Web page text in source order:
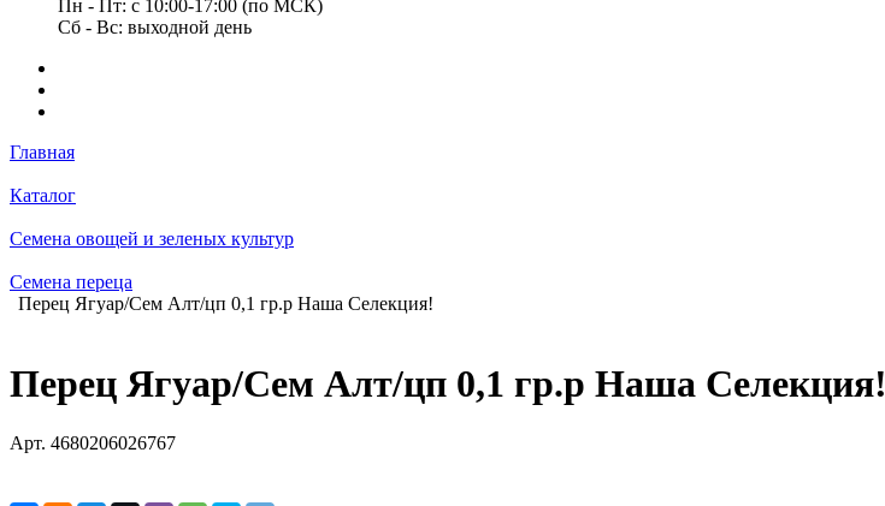
Пн - Пт: с 10:00-17:00 (по МСК)
Сб - Вс: выходной день
Главная
Каталог
Семена овощей и зеленых культур
Семена переца
Перец Ягуар/Сем Алт/цп 0,1 гр.р Наша Селекция!
Перец Ягуар/Сем Алт/цп 0,1 гр.р Наша Селекция!
Арт. 4680206026767